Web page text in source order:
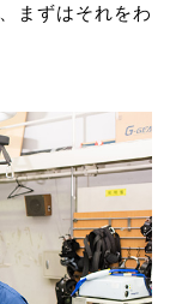
まずはそれをわ